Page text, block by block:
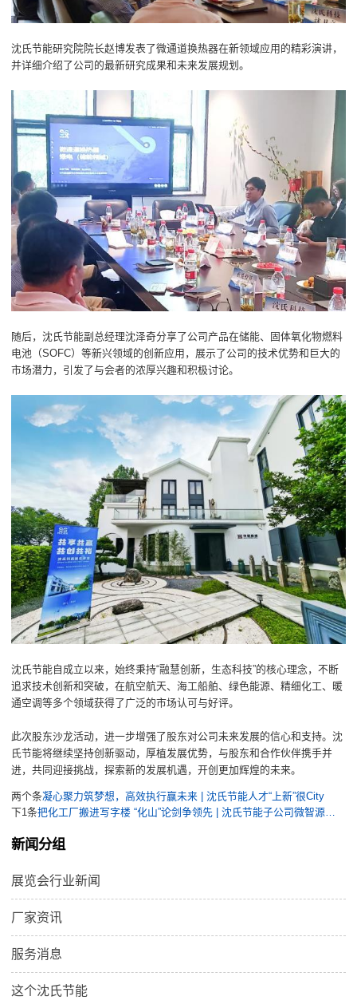
沈氏节能研究院院长赵博发表了微通道换热器在新领域应用的精彩演讲，
并详细介绍了公司的最新研究成果和未来发展规划。
随后，沈氏节能副总经理沈泽奇分享了公司产品在储能、固体氧化物燃料
电池（SOFC）等新兴领域的创新应用，展示了公司的技术优势和巨大的
市场潜力，引发了与会者的浓厚兴趣和积极讨论。
沈氏节能自成立以来，始终秉持“融慧创新，生态科技”的核心理念，不断
追求技术创新和突破，在航空航天、海工船舶、绿色能源、精细化工、暖
通空调等多个领域获得了广泛的市场认可与好评。
此次股东沙龙活动，进一步增强了股东对公司未来发展的信心和支持。沈
氏节能将继续坚持创新驱动，厚植发展优势，与股东和合作伙伴携手并
进，共同迎接挑战，探索新的发展机遇，开创更加辉煌的未来。
两个条凝心聚力筑梦想，高效执行赢未来 | 沈氏节能人才“上新”很City
下1条
新闻分组
展览会行业新闻
厂家资讯
服务消息
这个沈氏节能